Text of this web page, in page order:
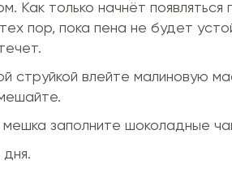
Как только начнёт появляться
пор, пока пена не будет
струйкой влейте малиновую
заполните шоколадные
дня.